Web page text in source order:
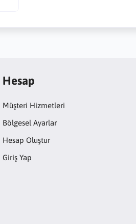
Hesap
Müşteri Hizmetleri
Bölgesel Ayarlar
Hesap Oluştur
Giriş Yap